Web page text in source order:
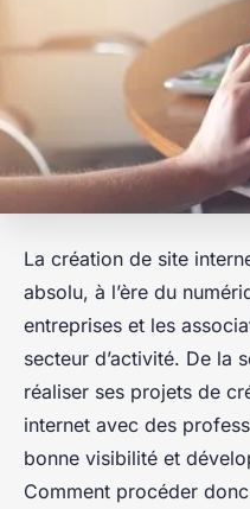
La création de site
absolu, à l’ère du
entreprises et les
secteur d’activité. De la
réaliser ses projets de
internet avec des
bonne visibilité et
Comment procéder